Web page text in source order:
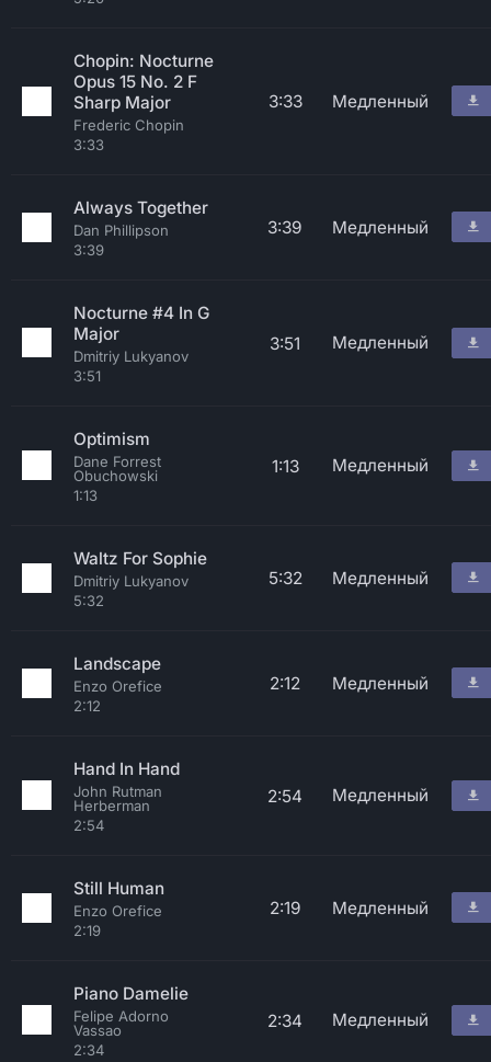
Chopin: Nocturne
Opus 15 No. 2 F
Sharp Major
Frederic Chopin
3:33
3:33 Медленный
Always Together
Dan Phillipson
3:39
3:39 Медленный
Nocturne #4 In G
Major
Dmitriy Lukyanov
3:51
3:51 Медленный
Optimism
Dane Forrest
Obuchowski
1:13
1:13 Медленный
Waltz For Sophie
Dmitriy Lukyanov
5:32
5:32 Медленный
Landscape
Enzo Orefice
2:12
2:12 Медленный
Hand In Hand
John Rutman
Herberman
2:54
2:54 Медленный
Still Human
Enzo Orefice
2:19
2:19 Медленный
Piano Damelie
Felipe Adorno
Vassao
2:34
2:34 Медленный